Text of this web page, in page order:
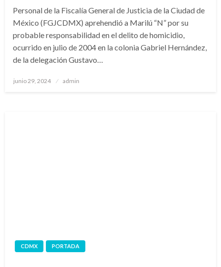
Personal de la Fiscalía General de Justicia de la Ciudad de
México (FGJCDMX) aprehendió a Marilú “N” por su
probable responsabilidad en el delito de homicidio,
ocurrido en julio de 2004 en la colonia Gabriel Hernández,
de la delegación Gustavo…
Publicado
junio 29, 2024 admin
CDMX PORTADA